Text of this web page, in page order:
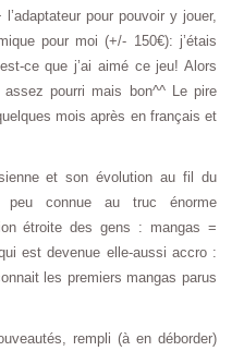
pour pouvoir y jouer,
pour moi (+/- 150€): j’étais
ce que j’ai aimé ce jeu! Alors
pourri mais bon^^ Le pire
mois après en français et
et son évolution au fil du
connue au truc énorme
étroite des gens : mangas =
est devenue elle-aussi accro :
les premiers mangas parus
rempli (à en déborder)